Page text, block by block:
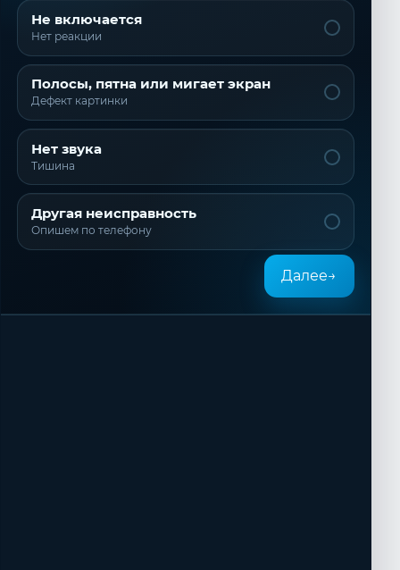
Не включается
Нет реакции
Полосы, пятна или мигает экран
Дефект картинки
Нет звука
Тишина
Другая неисправность
Опишем по телефону
Далее→